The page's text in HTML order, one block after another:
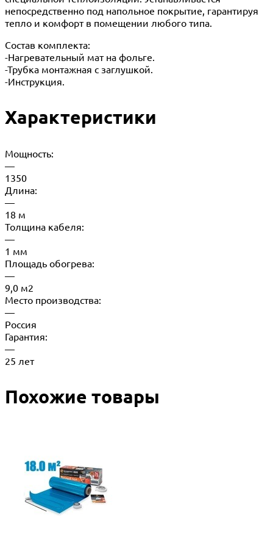
непосредственно под напольное покрытие, гарантируя
тепло и комфорт в помещении любого типа.
Состав комплекта:
-Нагревательный мат на фольге.
-Трубка монтажная с заглушкой.
-Инструкция.
Характеристики
Мощность:
—
1350
Длина:
—
18 м
Толщина кабеля:
—
1 мм
Площадь обогрева:
—
9,0 м2
Место производства:
—
Россия
Гарантия:
—
25 лет
Похожие товары